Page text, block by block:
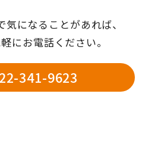
気になることがあれば、
にお電話ください。
341-9623